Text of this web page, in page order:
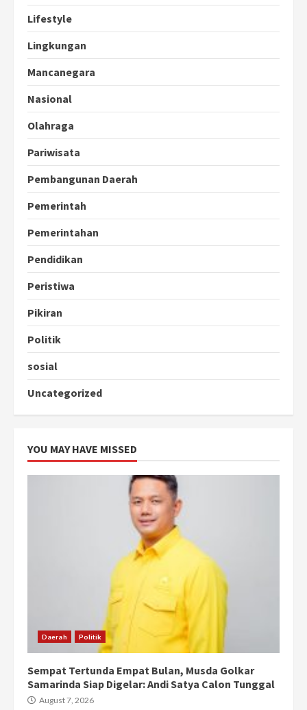
Lifestyle
Lingkungan
Mancanegara
Nasional
Olahraga
Pariwisata
Pembangunan Daerah
Pemerintah
Pemerintahan
Pendidikan
Peristiwa
Pikiran
Politik
sosial
Uncategorized
YOU MAY HAVE MISSED
Daerah Politik
Sempat Tertunda Empat Bulan, Musda Golkar
Samarinda Siap Digelar: Andi Satya Calon Tunggal
August 7, 2026